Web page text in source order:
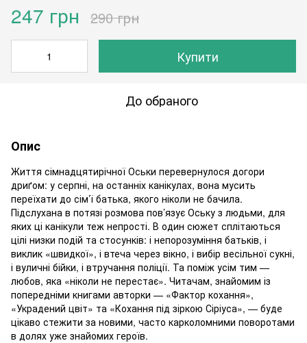
247 грн 290 грн
Купити
До обраного
Опис
Життя сімнадцятирічної Оськи перевернулося догори
дриґом: у серпні, на останніх канікулах, вона мусить
переїхати до сім’ї батька, якого ніколи не бачила.
Підслухана в потязі розмова пов’язує Оську з людьми, для
яких ці канікули теж непрості. В один сюжет сплітаються
цілі низки подій та стосунків: і непорозуміння батьків, і
виклик «швидкої», і втеча через вікно, і вибір весільної сукні,
і вуличні бійки, і втручання поліції. Та поміж усім тим —
любов, яка «ніколи не перестає». Читачам, знайомим із
попередніми книгами авторки — «Фактор кохання»,
«Украдений цвіт» та «Кохання під зіркою Сіріуса», — буде
цікаво стежити за новими, часто карколомними поворотами
в долях уже знайомих героїв.